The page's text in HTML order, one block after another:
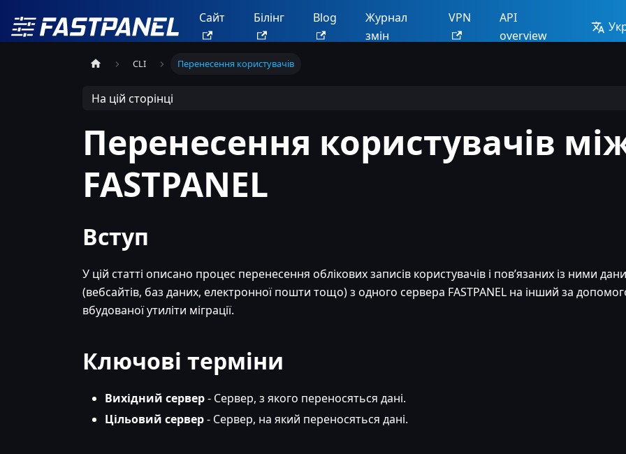
Сайт Білінг Blog
Журнал
змін
VPN
API
overview
CLI Перенесення користувачів
На цій сторінці
Перенесення користувачів
FASTPANEL
Вступ
У цій статті описано процес перенесення облікових записів користувачів і пов’язаних із ними
(вебсайтів, баз даних, електронної пошти тощо) з одного сервера FASTPANEL на інший за
вбудованої утиліти міграції.
Ключові терміни
Вихідний сервер- Сервер, з якого переносяться дані.
Цільовий сервер- Сервер, на який переносяться дані.